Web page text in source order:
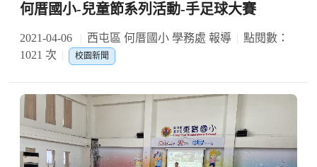
何厝國小-兒童節系列活動-手足球大賽
2021-04-06 西屯區 何厝國小 學務處 報導
點閱數：
1021 次
校園新聞